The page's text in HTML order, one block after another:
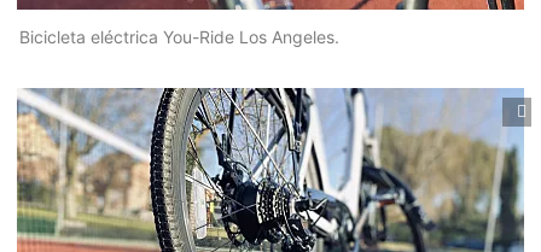
Bicicleta eléctrica You-Ride Los Angeles.